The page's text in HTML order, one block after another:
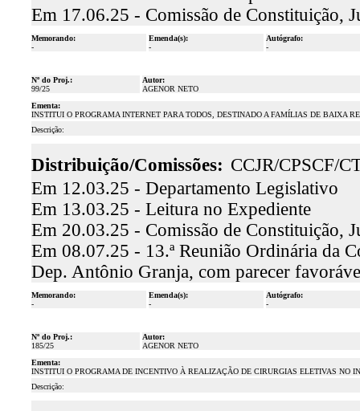
Em 17.06.25 - Comissão de Constituição,
Memorando:
-
Emenda(s):
-
Autógrafo:
-
Nº do Proj.:
99/25
Autor:
AGENOR NETO
Ementa:
INSTITUI O PROGRAMA INTERNET PARA TODOS, DESTINADO A FAMÍLIAS DE BAIXA
Descrição:
Distribuição/Comissões: CCJR/CPSCF/
Em 12.03.25 - Departamento Legislativo
Em 13.03.25 - Leitura no Expediente
Em 20.03.25 - Comissão de Constituição,
Em 08.07.25 - 13.ª Reunião Ordinária da
Dep. Antônio Granja, com parecer
Memorando:
-
Emenda(s):
-
Autógrafo:
-
Nº do Proj.:
185/25
Autor:
AGENOR NETO
Ementa:
INSTITUI O PROGRAMA DE INCENTIVO À REALIZAÇÃO DE CIRURGIAS ELETIVAS NO
Descrição: